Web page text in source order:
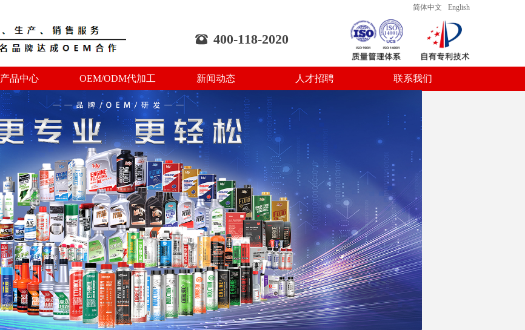
产品中心
产品中心
OEM/ODM代加工
OEM/ODM代加工
新闻动态
新闻动态
人才招聘 联系我们
뀰 400-118-2020
简体中文 English